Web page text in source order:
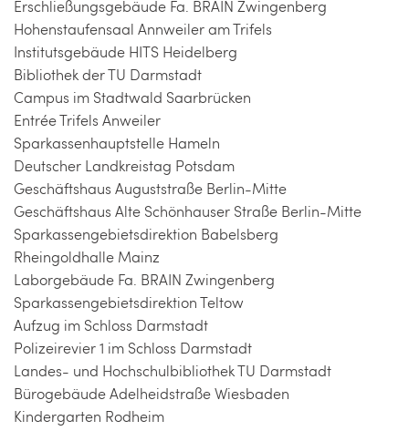
Erschließungsgebäude Fa. BRAIN Zwingenberg
Hohenstaufensaal Annweiler am Trifels
Institutsgebäude HITS Heidelberg
Bibliothek der TU Darmstadt
Campus im Stadtwald Saarbrücken
Entrée Trifels Anweiler
Sparkassenhauptstelle Hameln
Deutscher Landkreistag Potsdam
Geschäftshaus Auguststraße Berlin-Mitte
Geschäftshaus Alte Schönhauser Straße Berlin-Mitte
Sparkassengebietsdirektion Babelsberg
Rheingoldhalle Mainz
Laborgebäude Fa. BRAIN Zwingenberg
Sparkassengebietsdirektion Teltow
Aufzug im Schloss Darmstadt
Polizeirevier 1 im Schloss Darmstadt
Landes- und Hochschulbibliothek TU Darmstadt
Bürogebäude Adelheidstraße Wiesbaden
Kindergarten Rodheim